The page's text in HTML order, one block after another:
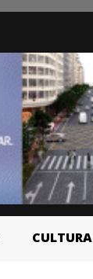
CULTURA